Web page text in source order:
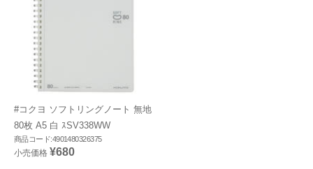
#コクヨ ソフトリングノート 無地
80枚 A5 白 ｽSV338WW
商品コード:4901480326375
小売価格 ¥680